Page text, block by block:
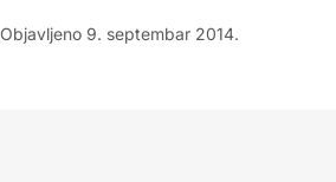
Objavljeno 9. septembar 2014.